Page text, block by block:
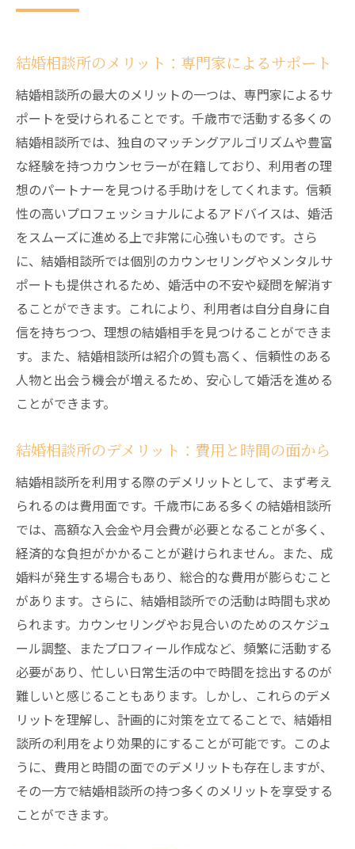
結婚相談所のメリット：専門家によるサポート
結婚相談所の最大のメリットの一つは、専門家によるサ
ポートを受けられることです。千歳市で活動する多くの
結婚相談所では、独自のマッチングアルゴリズムや豊富
な経験を持つカウンセラーが在籍しており、利用者の理
想のパートナーを見つける手助けをしてくれます。信頼
性の高いプロフェッショナルによるアドバイスは、婚活
をスムーズに進める上で非常に心強いものです。さら
に、結婚相談所では個別のカウンセリングやメンタルサ
ポートも提供されるため、婚活中の不安や疑問を解消す
ることができます。これにより、利用者は自分自身に自
信を持ちつつ、理想の結婚相手を見つけることができま
す。また、結婚相談所は紹介の質も高く、信頼性のある
人物と出会う機会が増えるため、安心して婚活を進める
ことができます。
結婚相談所のデメリット：費用と時間の面から
結婚相談所を利用する際のデメリットとして、まず考え
られるのは費用面です。千歳市にある多くの結婚相談所
では、高額な入会金や月会費が必要となることが多く、
経済的な負担がかかることが避けられません。また、成
婚料が発生する場合もあり、総合的な費用が膨らむこと
があります。さらに、結婚相談所での活動は時間も求め
られます。カウンセリングやお見合いのためのスケジュ
ール調整、またプロフィール作成など、頻繁に活動する
必要があり、忙しい日常生活の中で時間を捻出するのが
難しいと感じることもあります。しかし、これらのデメ
リットを理解し、計画的に対策を立てることで、結婚相
談所の利用をより効果的にすることが可能です。このよ
うに、費用と時間の面でのデメリットも存在しますが、
その一方で結婚相談所の持つ多くのメリットを享受する
ことができます。